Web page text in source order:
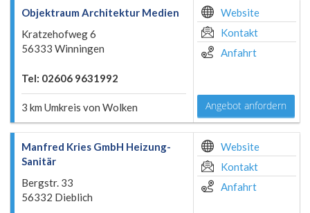
Objektraum Architektur Medien
Kratzehofweg 6
56333 Winningen
Tel: 02606 9631992
3 km Umkreis von Wolken
Website
Kontakt
Anfahrt
Angebot anfordern
Manfred Kries GmbH Heizung-
Sanitär
Bergstr. 33
56332 Dieblich
Website
Kontakt
Anfahrt